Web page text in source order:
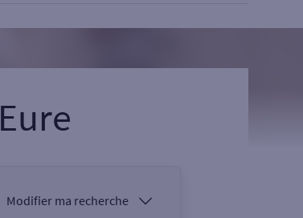
Eure
Modifier ma recherche